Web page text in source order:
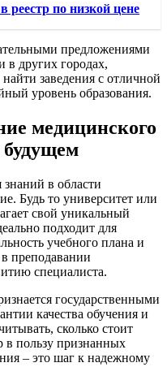
реестр по низкой цене
предложениями
в других городах,
заведения с отличной
уровень образования.
медицинского
в области
Будь то университет или
свой уникальный
подходит для
учебного плана и
преподавании
специалиста.
государственными
качества обучения и
сколько стоит
в пользу признанных
– это шаг к надежному